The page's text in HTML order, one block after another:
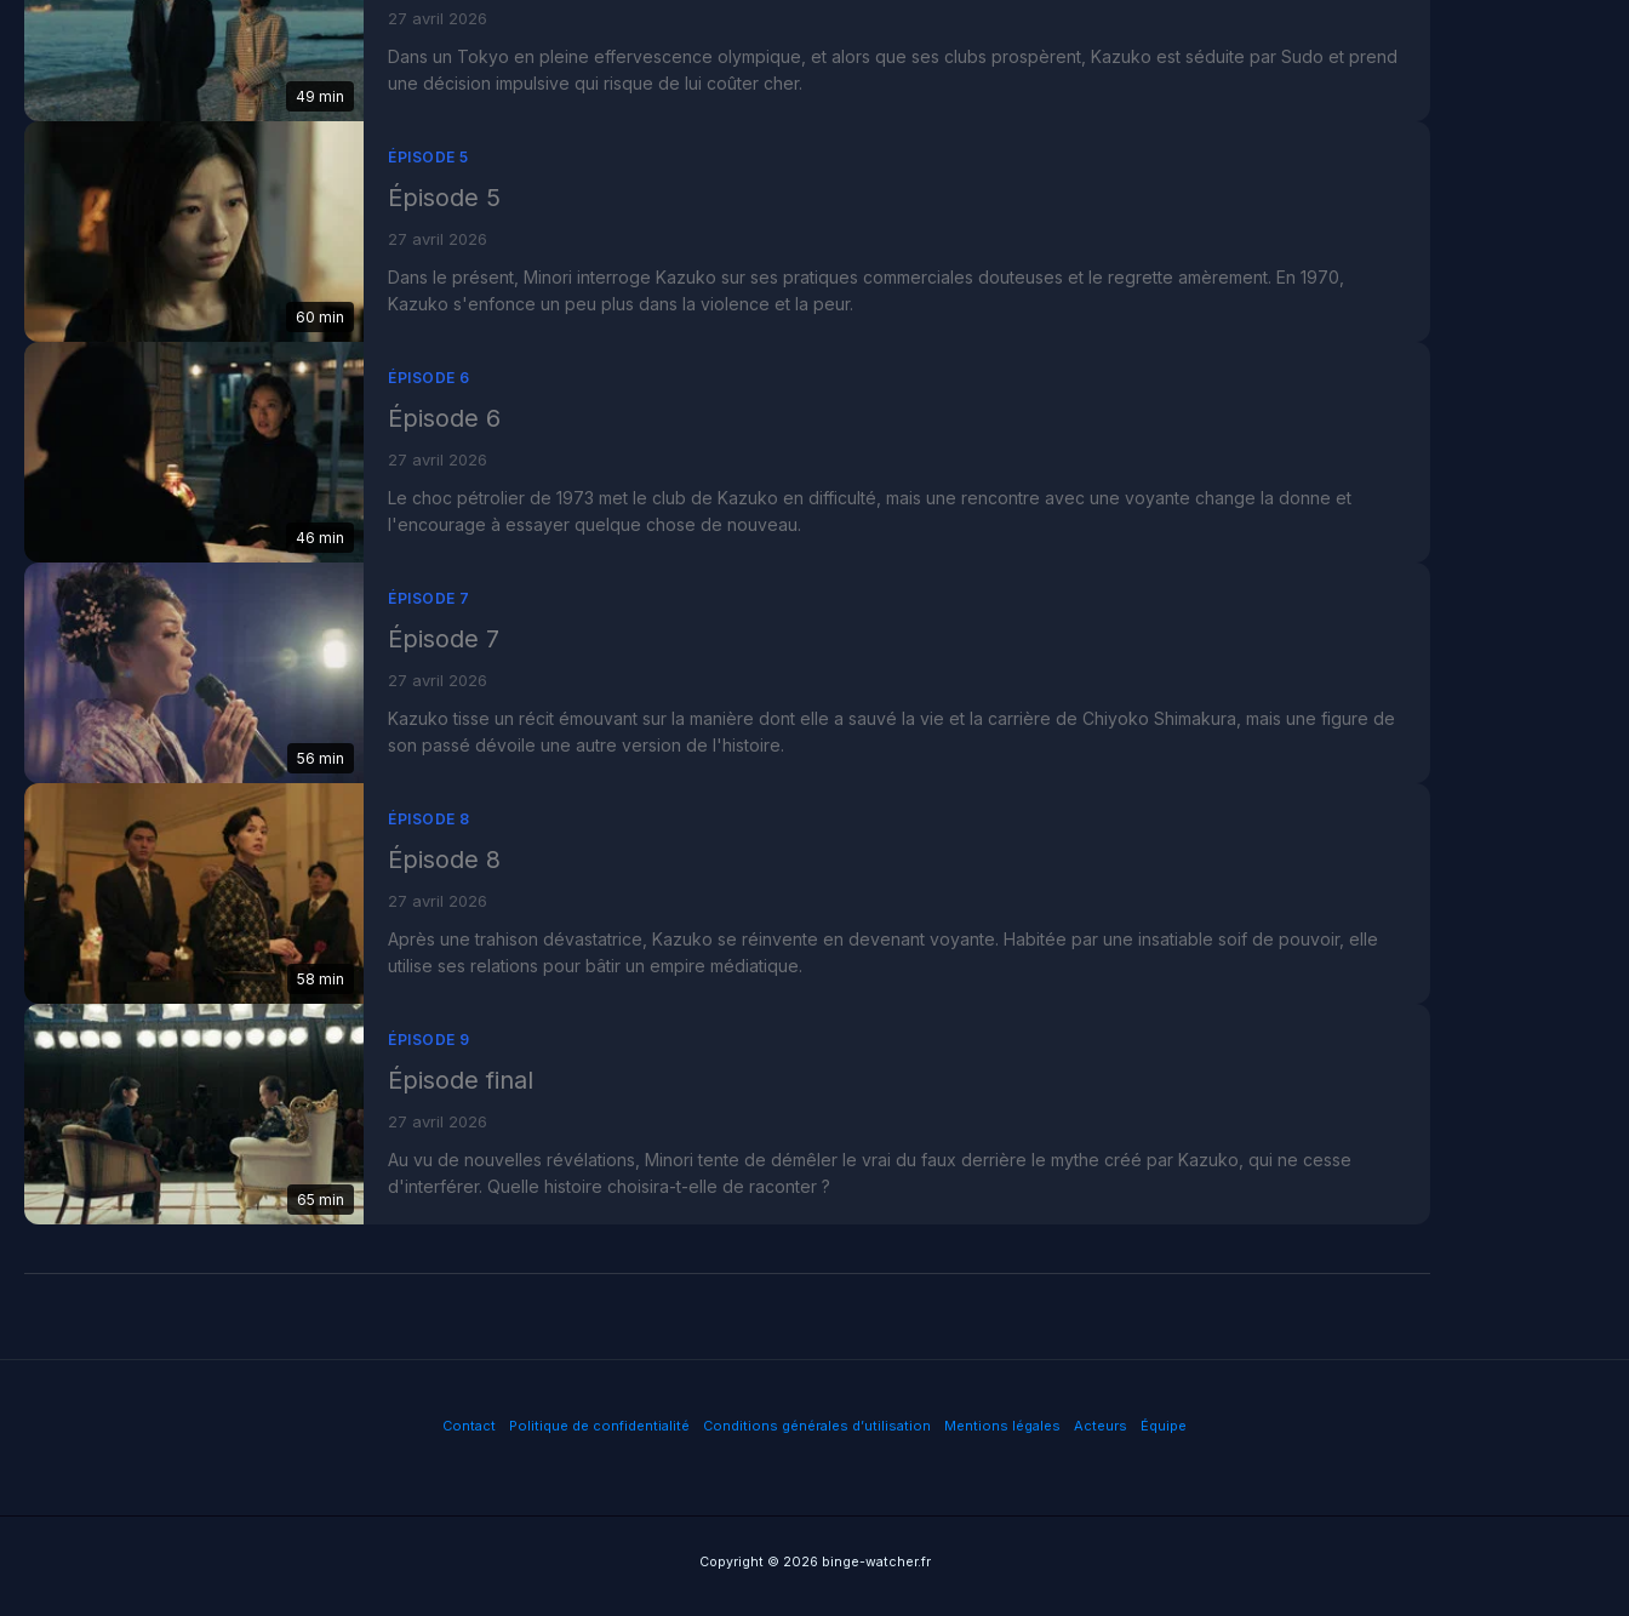
49 min
27 avril 2026
Dans un Tokyo en pleine effervescence olympique, et alors que ses clubs prospèrent, Kazuko est séduite par Sudo et prend
une décision impulsive qui risque de lui coûter cher.
60 min
ÉPISODE 5
Épisode 5
27 avril 2026
Dans le présent, Minori interroge Kazuko sur ses pratiques commerciales douteuses et le regrette amèrement. En 1970,
Kazuko s'enfonce un peu plus dans la violence et la peur.
46 min
ÉPISODE 6
Épisode 6
27 avril 2026
Le choc pétrolier de 1973 met le club de Kazuko en difficulté, mais une rencontre avec une voyante change la donne et
l'encourage à essayer quelque chose de nouveau.
56 min
ÉPISODE 7
Épisode 7
27 avril 2026
Kazuko tisse un récit émouvant sur la manière dont elle a sauvé la vie et la carrière de Chiyoko Shimakura, mais une figure de
son passé dévoile une autre version de l'histoire.
58 min
ÉPISODE 8
Épisode 8
27 avril 2026
Après une trahison dévastatrice, Kazuko se réinvente en devenant voyante. Habitée par une insatiable soif de pouvoir, elle
utilise ses relations pour bâtir un empire médiatique.
65 min
ÉPISODE 9
Épisode final
27 avril 2026
Au vu de nouvelles révélations, Minori tente de démêler le vrai du faux derrière le mythe créé par Kazuko, qui ne cesse
d'interférer. Quelle histoire choisira-t-elle de raconter ?
Contact Politique de confidentialité Conditions générales d’utilisation Mentions légales Acteurs Équipe
Copyright © 2026 binge-watcher.fr